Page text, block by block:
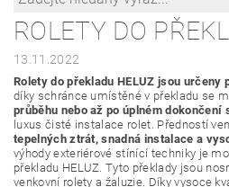
ROLETY DO
13.11.2022
Rolety do překladu HELUZ jsou určeny
díky schránce umístěné v překladu se
průběhu nebo až po úplném dokončení
luxus čisté instalace rolet. Předností
tepelných ztrát, snadná instalace a
výhody exteriérové stínící techniky je
překladu HELUZ. Tyto překlady jsou
venkovní rolety a žaluzie. Díky vysoce